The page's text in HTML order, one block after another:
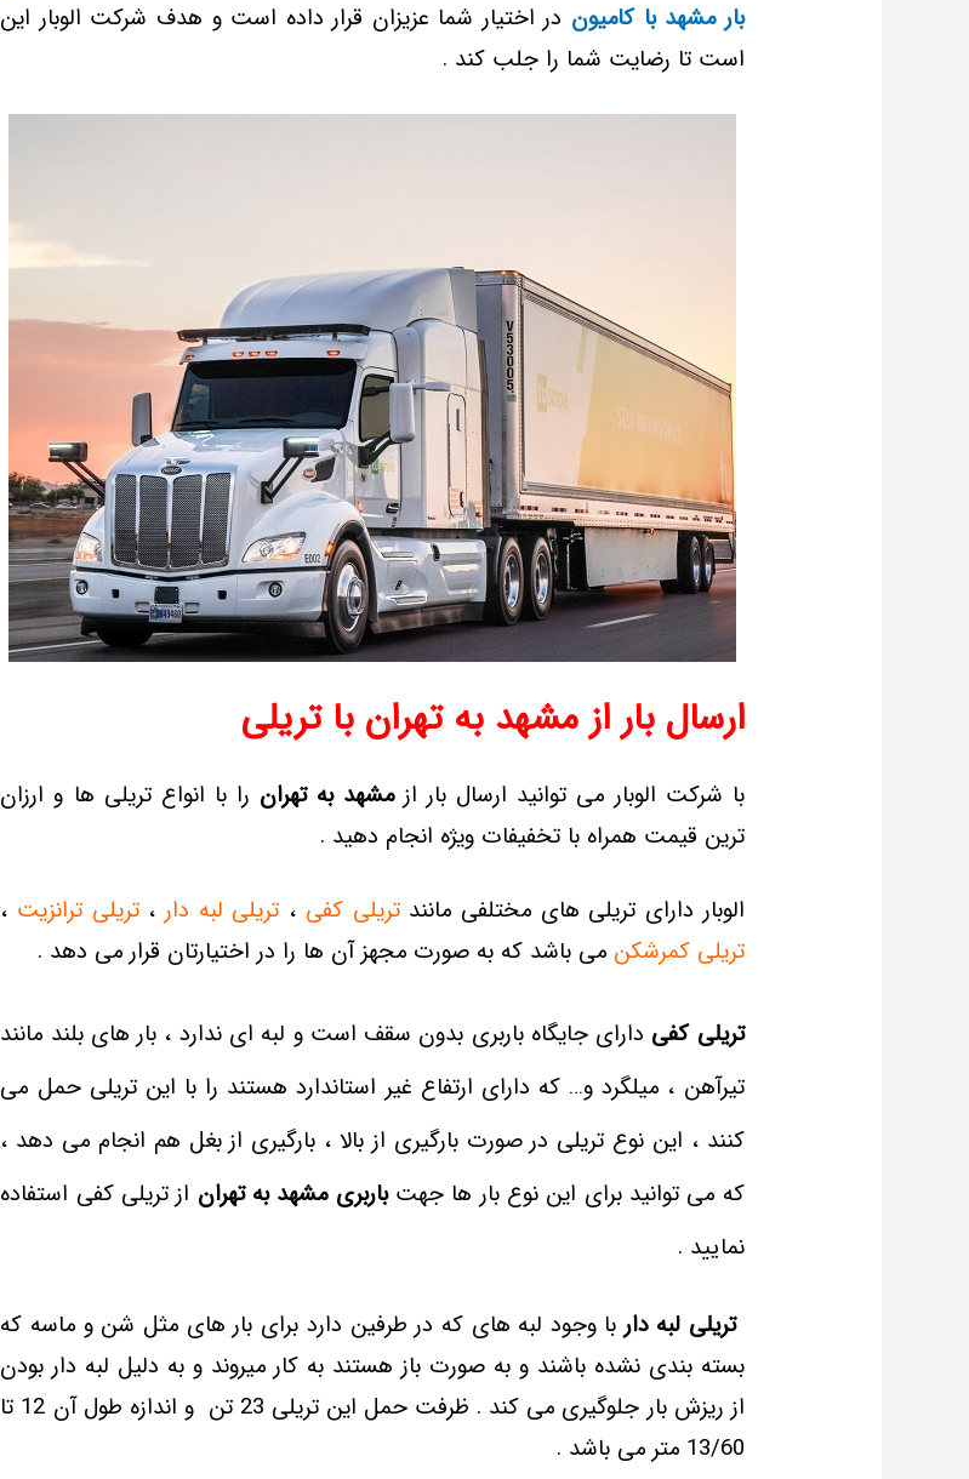
بار مشهد با کامیون در اختیار شما عزیزان قرار داده است و هدف شرکت الوبار این
است تا رضایت شما را جلب کند .
ارسال بار از مشهد به تهران با تریلی
با شرکت الوبار می توانید ارسال بار ازمشهد به تهران را با انواع تریلی ها و ارزان
ترین قیمت همراه با تخفیفات ویژه انجام دهید .
الوبار دارای تریلی های مختلفی مانندتریلی کفی ، تریلی لبه دار،تریلی ترانزیت ،
تریلی کمرشکن می باشد که به صورت مجهز آن ها را در اختیارتان قرار می دهد .
تریلی کفی دارای جایگاه باربری بدون سقف است و لبه ای ندارد ، بار های بلند مانند
تیرآهن ، میلگرد و… که دارای ارتفاع غیر استاندارد هستند را با این تریلی حمل می
کنند ، این نوع تریلی در صورت بارگیری از بالا ، بارگیری از بغل هم انجام می دهد ،
که می توانید برای این نوع بار ها جهتباربری مشهد به تهران از تریلی کفی استفاده
نمایید .
تریلی لبه داربا وجود لبه های که در طرفین دارد برای بار های مثل شن و ماسه که
بسته بندی نشده باشند و به صورت باز هستند به کار میروند و به دلیل لبه دار بودن
از ریزش بار جلوگیری می کند . ظرفت حمل این تریلی 23 تن و اندازه طول آن 12 تا
13/60 متر می باشد .